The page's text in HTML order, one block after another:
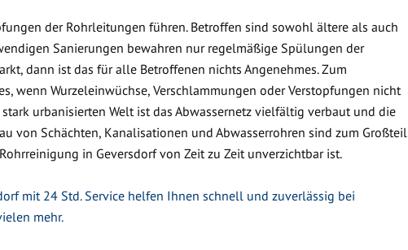
der Rohrleitungen führen. Betroffen sind sowohl ältere als auch
Sanierungen bewahren nur regelmäßige Spülungen der
dann ist das für alle Betroffenen nichts Angenehmes. Zum
wenn Wurzeleinwüchse, Verschlammungen oder Verstopfungen nicht
urbanisierten Welt ist das Abwassernetz vielfältig verbaut und die
von Schächten, Kanalisationen und Abwasserrohren sind zum Großteil
in Geversdorf von Zeit zu Zeit unverzichtbar ist.
mit 24 Std. Service helfen Ihnen schnell und zuverlässig bei
mehr.